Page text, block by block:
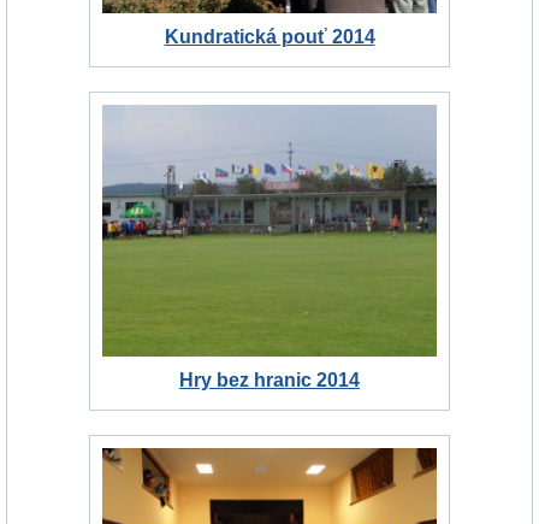
Kundratická pouť 2014
Hry bez hranic 2014